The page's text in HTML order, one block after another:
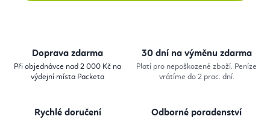
Doprava zdarma
Při objednávce nad 2 000 Kč na
výdejní místa Packeta
30 dní na výměnu zdarma
Platí pro nepoškozené zboží. Peníze
vrátíme do 2 prac. dní.
Rychlé doručení Odborné poradenství